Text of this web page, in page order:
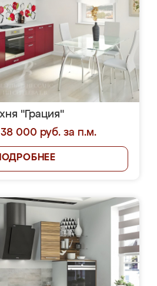
"Грация"
000 руб. за п.м.